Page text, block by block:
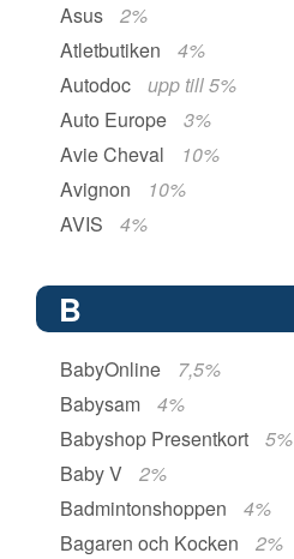
Asus
2%
Atletbutiken
4%
Autodoc
upp till 5%
Auto Europe
3%
Avie Cheval
10%
Avignon
10%
AVIS
4%
B
BabyOnline
7,5%
Babysam
4%
Babyshop Presentkort
5%
Baby V
2%
Badmintonshoppen
4%
Bagaren och Kocken
2%